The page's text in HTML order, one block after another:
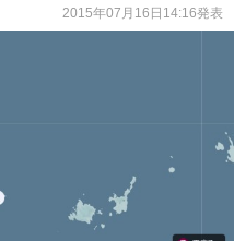
2015年07月16日14:16発表